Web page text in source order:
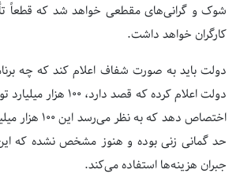
شوک و گرانی‌های مقطعی خواهد شد که قطعاً
کارگران خواهد داشت.
دولت باید به صورت شفاف اعلام کند که چه
دولت اعلام کرده
اختصاص دهد
حد گمانی زنی بوده و هنوز مشخص نشده که
جبران هزینه‌ها استفاده می‌کند.